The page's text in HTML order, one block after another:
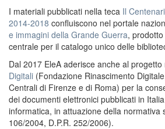
I materiali pubblicati nella teca Il
2014-2018 confluiscono nel portale
e immagini della Grande Guerra, prodotto
centrale per il catalogo unico delle
Dal 2017 EleA aderisce anche al progetto
Digitali (Fondazione Rinascimento
Centrali di Firenze e di Roma) per la
dei documenti elettronici pubblicati in
informatica, in attuazione della normativa
106/2004, D.P.R. 252/2006).